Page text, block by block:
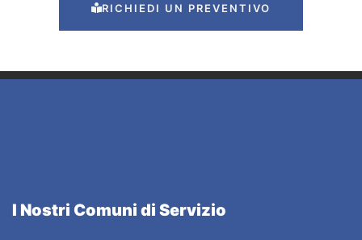
RICHIEDI UN PREVENTIVO
I Nostri Comuni di Servizio